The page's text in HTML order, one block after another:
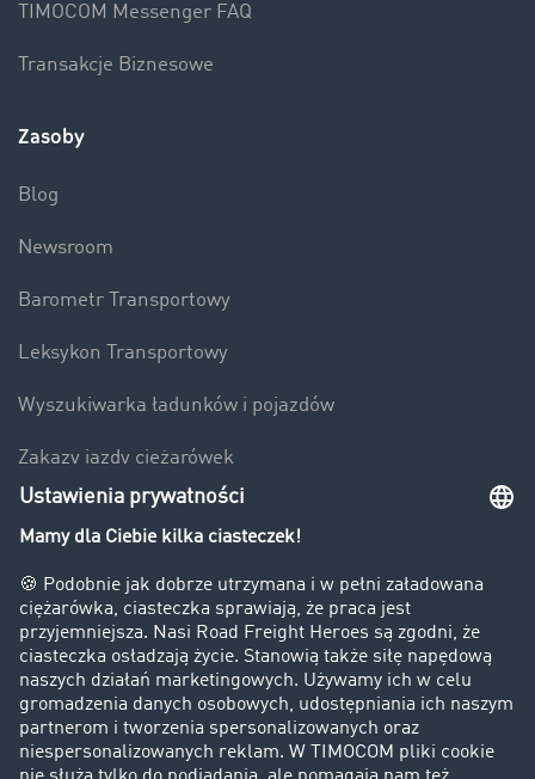
TIMOCOM Messenger FAQ
Transakcje Biznesowe
Zasoby
Blog
Newsroom
Barometr Transportowy
Leksykon Transportowy
Wyszukiwarka ładunków i pojazdów
Zakazy jazdy ciężarówek
Bezpieczeństwo
Firma
Historie sukcesu
Klienci pozyskują nowych klientów
Informacje prawne